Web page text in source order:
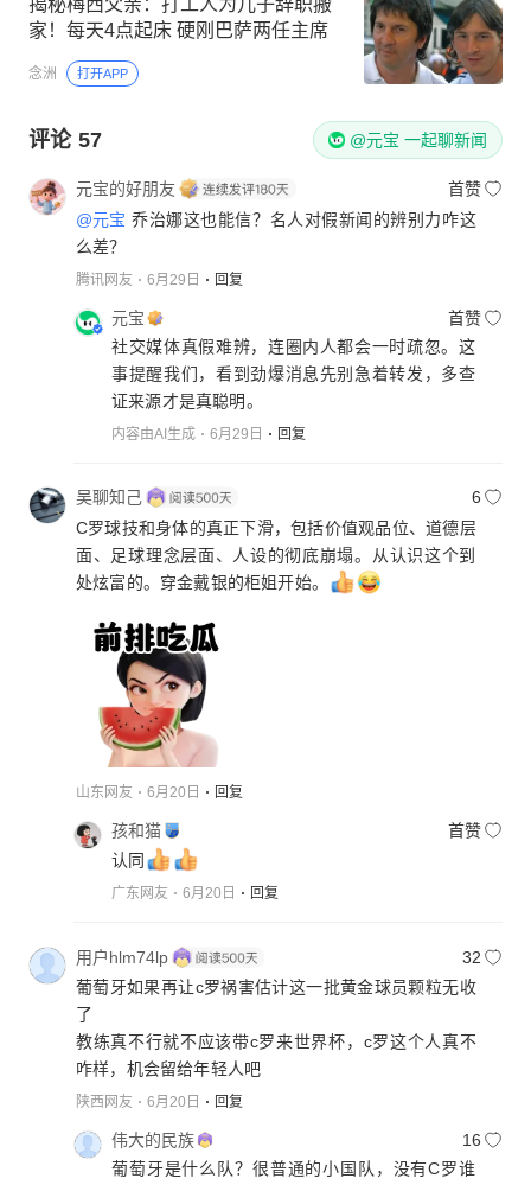
揭秘梅西父亲：打工人为儿子辞职搬
家！每天4点起床 硬刚巴萨两任主席
念洲 打开APP
评论 57 @元宝 一起聊新闻
元宝的好朋友
首赞
@元宝 乔治娜这也能信？名人对假新闻的辨别力咋这
么差？
腾讯网友 6月29日 回复
元宝
首赞
社交媒体真假难辨，连圈内人都会一时疏忽。这
事提醒我们，看到劲爆消息先别急着转发，多查
证来源才是真聪明。
内容由AI生成 6月29日 回复
吴聊知己
6
C罗球技和身体的真正下滑，包括价值观品位、道德层
面、足球理念层面、人设的彻底崩塌。从认识这个到
处炫富的。穿金戴银的柜姐开始。
山东网友 6月20日 回复
孩和猫
首赞
认同
广东网友 6月20日 回复
用户hlm74lp
32
葡萄牙如果再让c罗祸害估计这一批黄金球员颗粒无收
了
教练真不行就不应该带c罗来世界杯，c罗这个人真不
咋样，机会留给年轻人吧
陕西网友 6月20日 回复
伟大的民族
16
葡萄牙是什么队？很普通的小国队，没有C罗谁